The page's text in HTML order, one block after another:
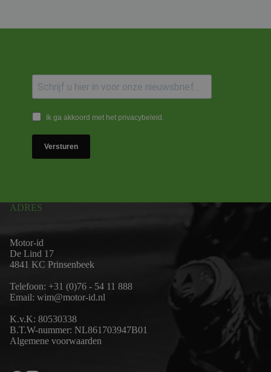
Ik ga akkoord met het privacybeleid.
Versturen
ADRES
Motor-id
De Lind 17
4841 KC Prinsenbeek
Telefoon: +31 (0)76 - 54 11 888
Email: wim@motor-id.nl
K.v.K: 80530338
B.T.W-nummer: NL861703947B01
Algemene voorwaarden